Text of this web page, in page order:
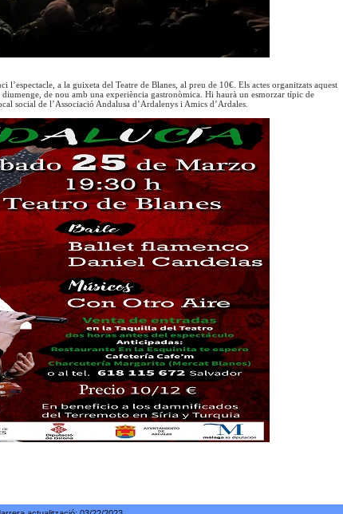
l’espectacle, a la guixeta del Teatre de Blanes, al preu de 10€. Els actes organitzats aquest
de nou amb una experiència gastronòmica. Hi haurà un esmorzar típic de
social de l’Associació Andalusa d’Ardalenys i Amics d’Ardales.